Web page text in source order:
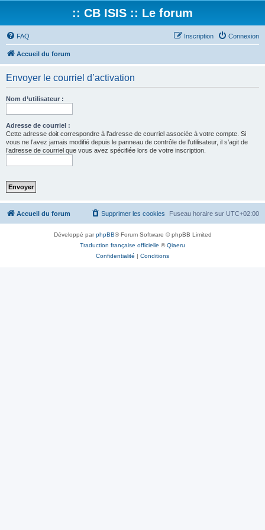
:: CB ISIS :: Le forum
FAQ Connexion
Inscription
Accueil du forum
Envoyer le courriel d’activation
Nom d’utilisateur :
Adresse de courriel :
Cette adresse doit correspondre à l’adresse de courriel associée à votre compte. Si
vous ne l’avez jamais modifié depuis le panneau de contrôle de l’utilisateur, il s’agit de
l’adresse de courriel que vous avez spécifiée lors de votre inscription.
Accueil du forum Fuseau horaire sur UTC+02:00
Supprimer les cookies
Développé parphpBB® Forum Software © phpBB Limited
Traduction française officielle ©Qiaeru
Confidentialité | Conditions